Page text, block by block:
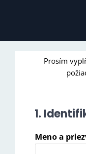
Prosím
1.
Meno a